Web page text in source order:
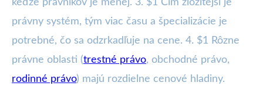
keďže právnikov je menej. 3. $1 Čím zložitejší je
právny systém, tým viac času a špecializácie je
potrebné, čo sa odzrkadľuje na cene. 4. $1 Rôzne
právne oblasti (trestné právo, obchodné právo,
rodinné právo) majú rozdielne cenové hladiny.